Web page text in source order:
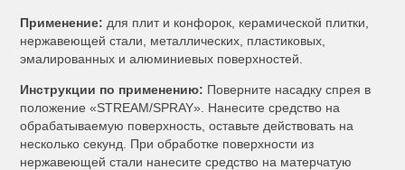
Применение: для плит и конфорок, керамической плитки,
нержавеющей стали, металлических, пластиковых,
эмалированных и алюминиевых поверхностей.
Инструкции по применению: Поверните насадку спрея в
положение «STREAM/SPRAY». Нанесите средство на
обрабатываемую поверхность, оставьте действовать на
несколько секунд. При обработке поверхности из
нержавеющей стали нанесите средство на матерчатую